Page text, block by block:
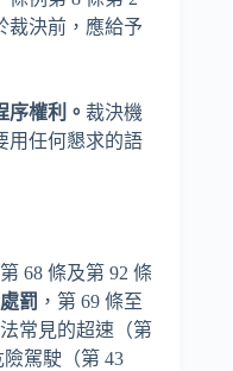
裁決前，應給予
序權利。 裁決機
用任何懇求的語
68 條及第 92 條
罰 ，第 69 條至
常見的超速（第
駕駛（第 43